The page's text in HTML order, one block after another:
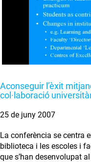
Aconseguir l’èxit
col·laboració
25 de juny 2007
La conferència se centra
biblioteca i les escoles i
que s’han desenvolupat